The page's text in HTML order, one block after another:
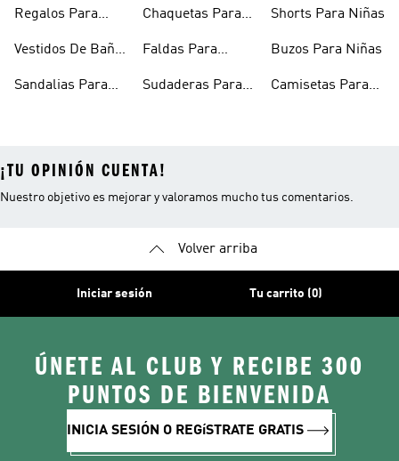
Regalos Para
Vestidos De Baño
Sandalias Para
Chaquetas Para
Faldas Para
Sudaderas Para
Shorts Para Niñas
Buzos Para Niñas
Camisetas Para
¡TU OPINIÓN CUENTA!
Nuestro objetivo es mejorar y valoramos mucho tus comentarios.
Volver arriba
Iniciar sesión Tu carrito (0)
ÚNETE AL CLUB Y RECIBE 300
PUNTOS DE BIENVENIDA
INICIA SESIÓN O REGíSTRATE GRATIS